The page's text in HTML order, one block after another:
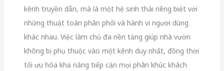
kênh truyền dẫn, mà là một hệ sinh thái riêng biệt với
những thuật toán phân phối và hành vi người dùng
khác nhau. Việc làm chủ đa nền tảng giúp nhà vườn
không bị phụ thuộc vào một kênh duy nhất, đồng thời
tối ưu hóa khả năng tiếp cận mọi phân khúc khách